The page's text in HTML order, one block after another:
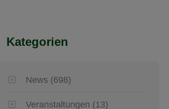
Kategorien
News (698)
Veranstaltungen (13)